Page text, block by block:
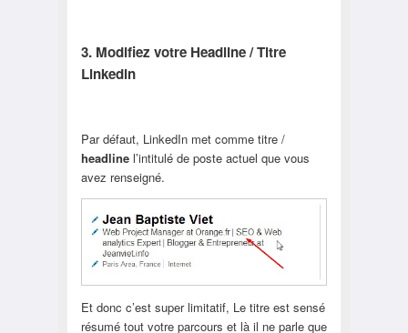
3. Modifiez votre Headline / Titre
Linkedin
Par défaut, LinkedIn met comme titre /
headlinel’intitulé de poste actuel que vous
avez renseigné.
Et donc c’est super limitatif, Le titre est sensé
résumé tout votre parcours et là il ne parle que